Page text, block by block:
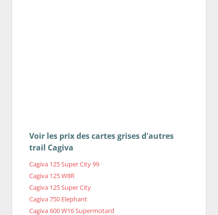
Voir les prix des cartes grises d'autres
trail Cagiva
Cagiva 125 Super City 99
Cagiva 125 W8R
Cagiva 125 Super City
Cagiva 750 Elephant
Cagiva 600 W16 Supermotard